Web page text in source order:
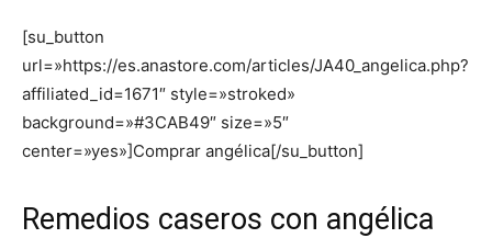
[su_button
url=»https://es.anastore.com/articles/JA40_angelica.php?
affiliated_id=1671″ style=»stroked»
background=»#3CAB49″ size=»5″
center=»yes»]Comprar angélica[/su_button]
Remedios caseros con angélica